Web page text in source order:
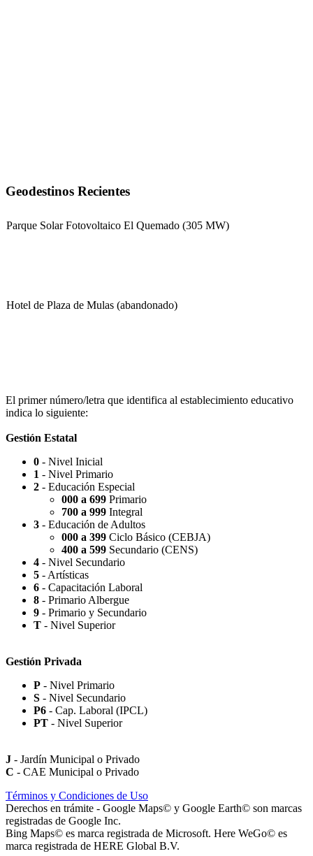
Geodestinos Recientes
Parque Solar Fotovoltaico El Quemado (305 MW)
Hotel de Plaza de Mulas (abandonado)
Capilla Beato Carlo Acutis (en construcción)
Patio del Centro
Rotonda Paso
Paseo Virgen de la Carrodilla - Patrona de los Viñedos
El primer número/letra que identifica al establecimiento educativo
indica lo siguiente:
Gestión Estatal
0 - Nivel Inicial
1 - Nivel Primario
2 - Educación Especial
000 a 699 Primario
700 a 999 Integral
3 - Educación de Adultos
000 a 399 Ciclo Básico (CEBJA)
400 a 599 Secundario (CENS)
4 - Nivel Secundario
5 - Artísticas
6 - Capacitación Laboral
8 - Primario Albergue
9 - Primario y Secundario
T - Nivel Superior
Gestión Privada
P - Nivel Primario
S - Nivel Secundario
P6 - Cap. Laboral (IPCL)
PT - Nivel Superior
J - Jardín Municipal o Privado
C - CAE Municipal o Privado
Términos y Condiciones de Uso
Derechos en trámite - Google Maps© y Google Earth© son marcas
registradas de Google Inc.
Bing Maps© es marca registrada de Microsoft. Here WeGo© es
marca registrada de HERE Global B.V.